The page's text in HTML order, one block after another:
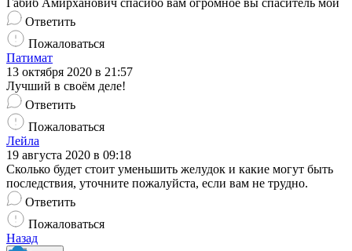
Габиб Амирханович спасибо вам огромное вы спаситель мой
Ответить
Пожаловаться
Патимат
13 октября 2020 в 21:57
Лучший в своём деле!
Ответить
Пожаловаться
Лейла
19 августа 2020 в 09:18
Сколько будет стоит уменьшить желудок и какие могут быть
последствия, уточните пожалуйста, если вам не трудно.
Ответить
Пожаловаться
Назад